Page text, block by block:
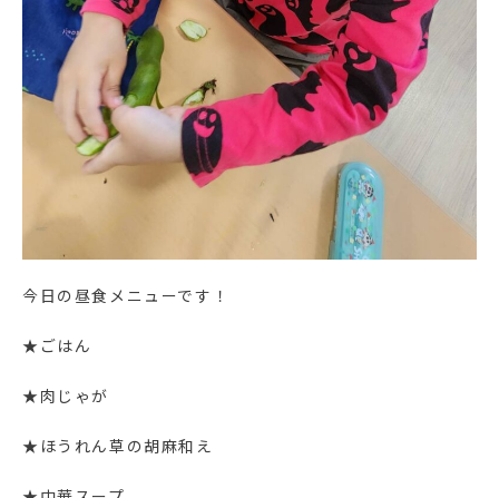
今日の昼食メニューです！
★ごはん
★肉じゃが
★ほうれん草の胡麻和え